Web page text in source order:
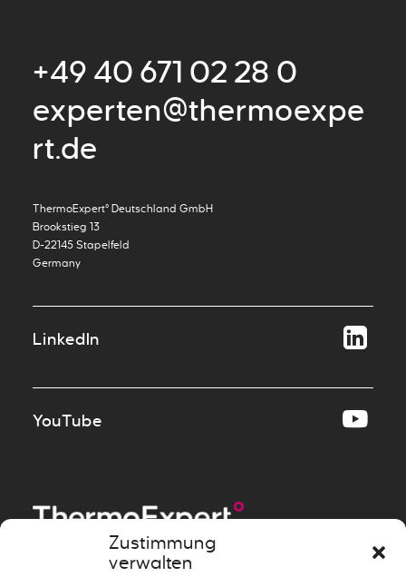
Zustimmung
verwalten
+49 40 671 02 28 0
experten@thermoexpe
rt.de
ThermoExpert° Deutschland GmbH
Brookstieg 13
D-22145 Stapelfeld
Germany
LinkedIn
YouTube